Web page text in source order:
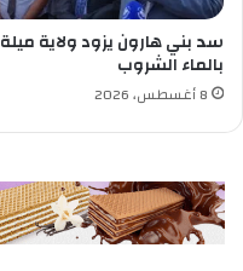
سد بني هارون يزود ولاية ميلة
بالماء الشروب
8 أغسطس، 2026